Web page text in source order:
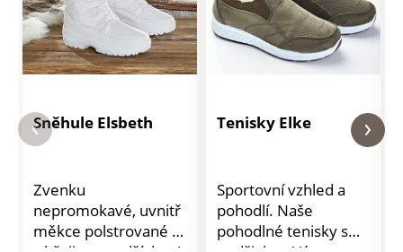
Sněhule Elsbeth
Zvenku
nepromokavé, uvnitř
měkce polstrované a
Tenisky Elke
Sportovní vzhled a
pohodlí. Naše
pohodlné tenisky s